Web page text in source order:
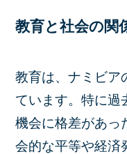
教育と社会の関
教育は、ナミビア
ています。特に過
機会に格差があっ
会的な平等や経済